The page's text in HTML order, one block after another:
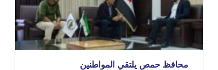
محافظ حمص يلتقي المواطنين